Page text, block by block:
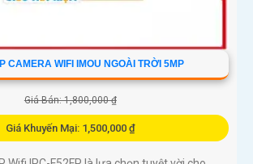
CAMERA WIFI IMOU NGOÀI TRỜI 5MP
Giá Bán: 1,800,000 ₫
Giá Khuyến Mại: 1,500,000 ₫